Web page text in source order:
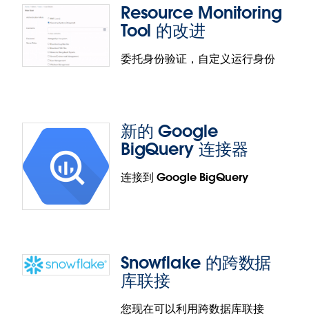
连接之间的取舍选择。得益于这项功能，您现在可以
为虚拟连接中的每个表选择利用实时或数据提取连
接。此功能提供了额外的灵活性，让您能够根据需要
刷新数据。
Content Migration Tool：嵌入
式凭据支持
不再需要在迁移后重新输入凭据。
Resource Monitoring
Tool 的改进
委托身份验证，自定义运行身份
Resource Monitoring Tool 的改
进
Resource Monitoring Tool 的改进包括：
录 Resource Monitoring Tool。可以为每个用户单
独配置此设置。
RMT Server 和 Agent 的运行身份用户。这项更改让
新的 Google
BigQuery 连接器
连接到 Google BigQuery
新的 Google BigQuery 连接器
新的 Google BigQuery JDBC 连接器使用 BigQuery
Snowflake 的跨数据
库联接
您现在可以利用跨数据库联接